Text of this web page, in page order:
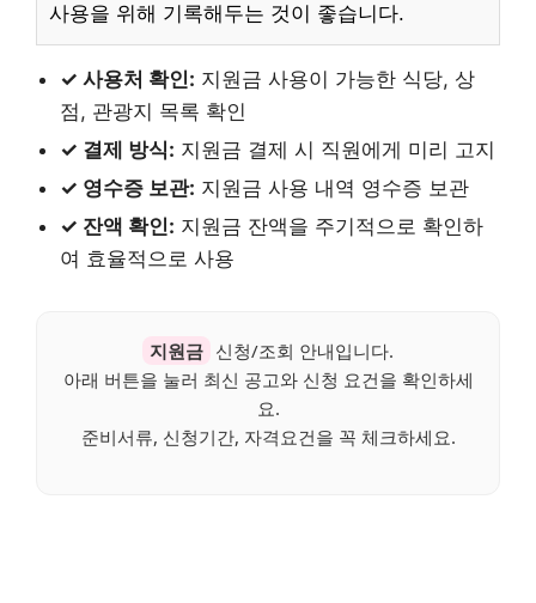
사용을 위해 기록해두는 것이 좋습니다.
✓ 사용처 확인: 지원금 사용이 가능한 식당, 상
점, 관광지 목록 확인
✓ 결제 방식: 지원금 결제 시 직원에게 미리 고지
✓ 영수증 보관: 지원금 사용 내역 영수증 보관
✓ 잔액 확인: 지원금 잔액을 주기적으로 확인하
여 효율적으로 사용
지원금 신청/조회 안내입니다.
아래 버튼을 눌러 최신 공고와 신청 요건을 확인하세
요.
준비서류, 신청기간, 자격요건을 꼭 체크하세요.